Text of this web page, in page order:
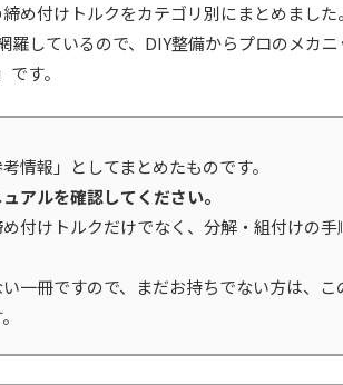
め付けトルクをカテゴリ別にまとめました
羅しているので、DIY整備からプロのメカ
す。
情報」としてまとめたものです。
アルを確認してください。
付けトルクだけでなく、分解・組付けの手
一冊ですので、まだお持ちでない方は、こ